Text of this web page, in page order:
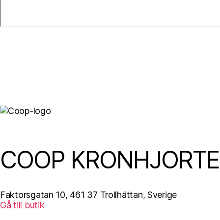
COOP
Faktorsgatan 10, 461 37 Trollhättan, Sverige
Gå till butik